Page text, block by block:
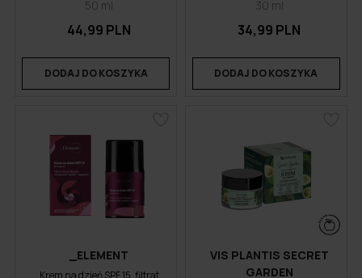
50 ml
44,99 PLN
DODAJ DO KOSZYKA
30 ml
34,99 PLN
DODAJ DO KOSZYKA
_ELEMENT
Krem na dzień SPF 15, filtrat
VIS PLANTIS SECRET
GARDEN